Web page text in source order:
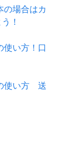
の場合はカ
！
使い方！口
使い方 送